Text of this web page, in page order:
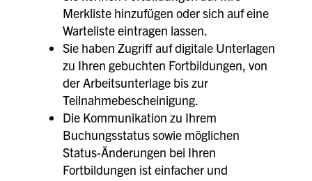
Merkliste hinzufügen oder sich auf eine
Warteliste eintragen lassen.
Sie haben Zugriff auf digitale Unterlagen
zu Ihren gebuchten Fortbildungen, von
der Arbeitsunterlage bis zur
Teilnahmebescheinigung.
Die Kommunikation zu Ihrem
Buchungsstatus sowie möglichen
Status-Änderungen bei Ihren
Fortbildungen ist einfacher und